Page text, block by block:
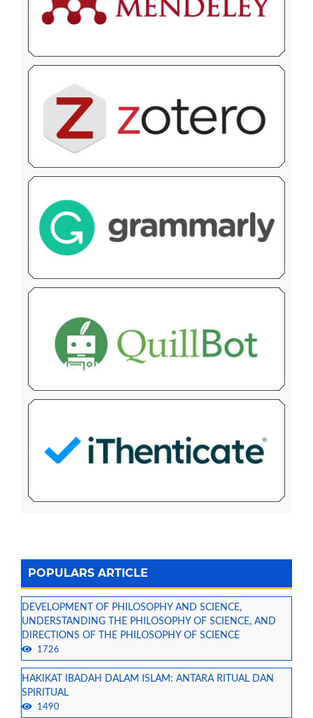
POPULARS ARTICLE
DEVELOPMENT OF PHILOSOPHY AND SCIENCE,
UNDERSTANDING THE PHILOSOPHY OF SCIENCE, AND
DIRECTIONS OF THE PHILOSOPHY OF SCIENCE
1726
HAKIKAT IBADAH DALAM ISLAM: ANTARA RITUAL DAN
SPIRITUAL
1490